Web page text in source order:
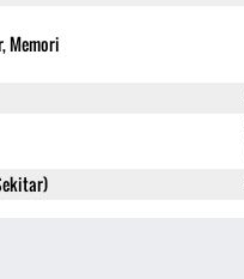
Memori